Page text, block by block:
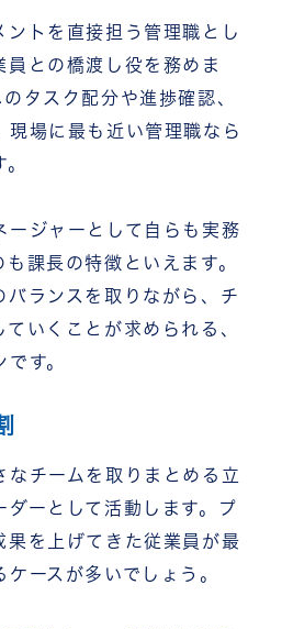
ントを直接担う管理職とし
員との橋渡し役を務めま
タスク配分や進捗確認、
現場に最も近い管理職なら
ージャーとして自らも実務
課長の特徴といえます。
バランスを取りながら、チ
いくことが求められる、
す。
なチームを取りまとめる立
ダーとして活動します。プ
果を上げてきた従業員が最
ースが多いでしょう。